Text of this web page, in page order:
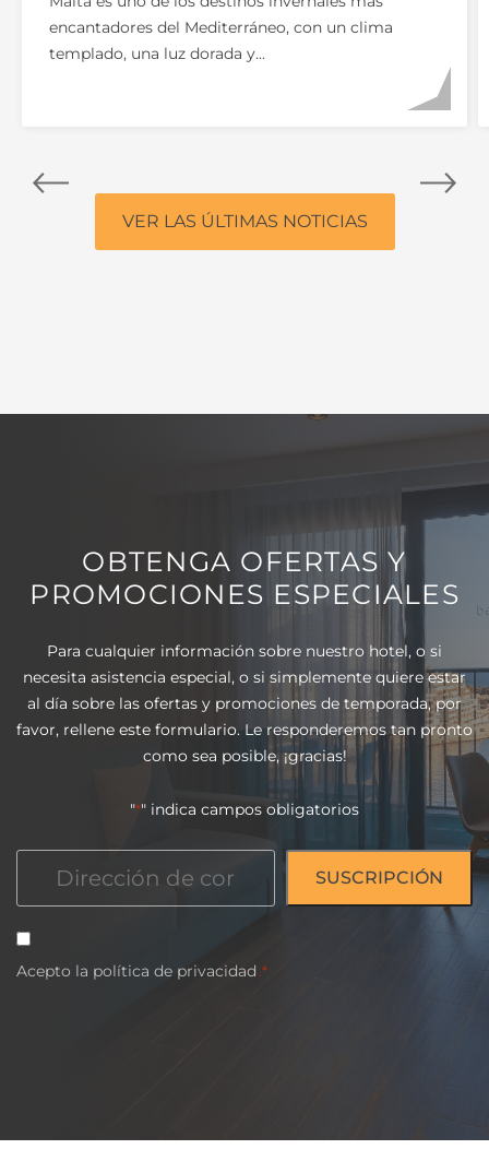
encantadores del Mediterráneo, con un clima
templado, una luz dorada y...
VER LAS ÚLTIMAS NOTICIAS
OBTENGA OFERTAS Y
PROMOCIONES ESPECIALES
Para cualquier información sobre nuestro hotel, o si
necesita asistencia especial, o si simplemente quiere estar
al día sobre las ofertas y promociones de temporada, por
favor, rellene este formulario. Le responderemos tan pronto
como sea posible, ¡gracias!
"*" indica campos obligatorios
Consentimiento
*
Acepto la política de privacidad.*